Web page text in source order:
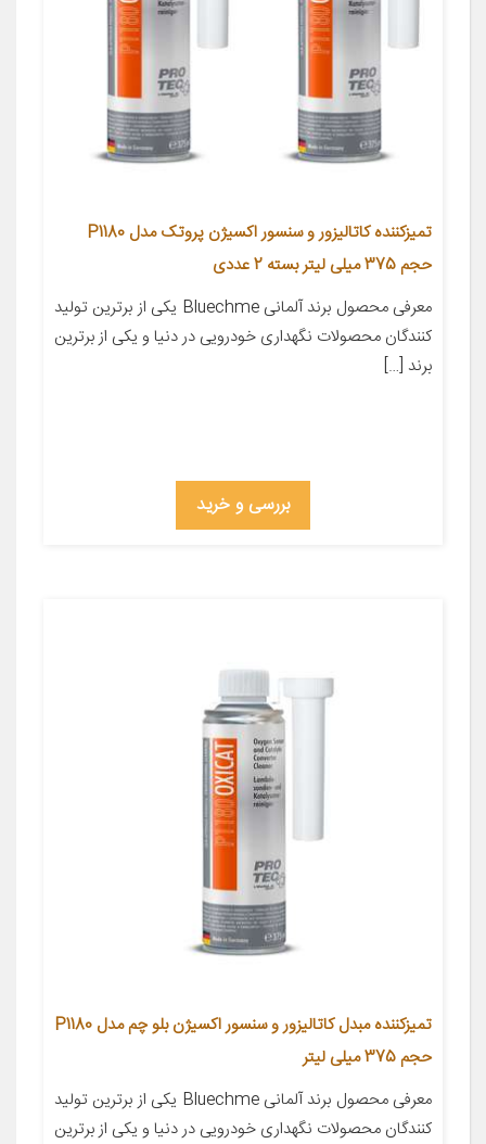
تمیزکننده کاتالیزور و سنسور اکسیژن پروتک مدل P1180
حجم 375 میلی لیتر بسته 2 عددی
معرفی محصول برند آلمانی Bluechme یکی از برترین تولید
کنندگان محصولات نگهداری خودرویی در دنیا و یکی از برترین
برند […]
بررسی و خرید
تمیزکننده مبدل کاتالیزور و سنسور اکسیژن بلو چم مدل P1180
حجم 375 میلی لیتر
معرفی محصول برند آلمانی Bluechme یکی از برترین تولید
کنندگان محصولات نگهداری خودرویی در دنیا و یکی از برترین